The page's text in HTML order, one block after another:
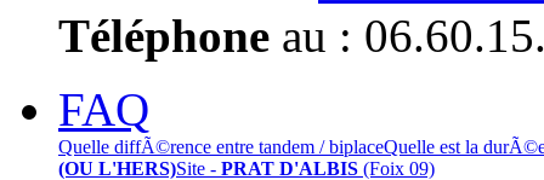
Téléphone au :
FAQ
Quelle diffÃ©rence entre tandem / biplaceQuelle est la
(OU L'HERS)Site - PRAT D'ALBIS (Foix 09)